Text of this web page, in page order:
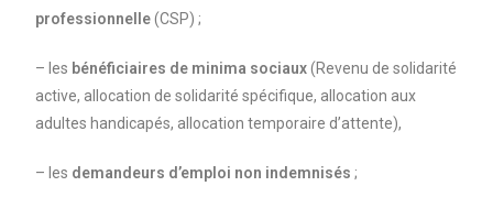
professionnelle(CSP) ;
– les bénéficiaires de minima sociaux(Revenu de solidarité
active, allocation de solidarité spécifique, allocation aux
adultes handicapés, allocation temporaire d’attente),
– les demandeurs d’emploi non indemnisés ;